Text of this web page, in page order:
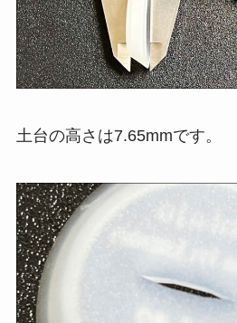
土台の高さは7.65mmです。